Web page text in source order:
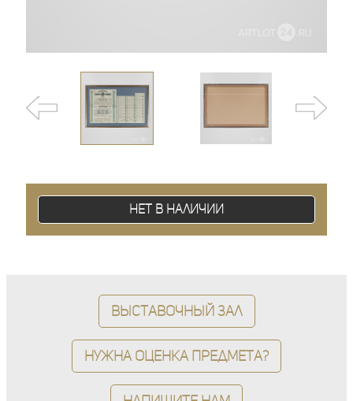
Нет в наличии
Выставочный зал
Нужна оценка предмета?